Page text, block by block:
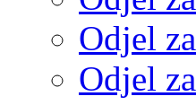
Odjel
Odjel